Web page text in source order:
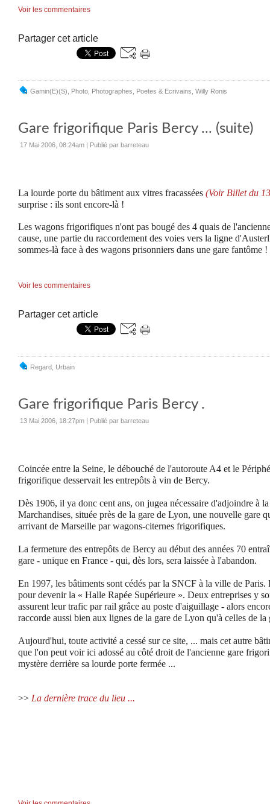
Voir les commentaires
Partager cet article
Gamin(e)(s) Photo Photographes Poetes & Ecrivains Willy Ronis
Gare frigorifique Paris Bercy ... (suite)
17 Mai 2006, 08:24am | Publié par barreteau
La lourde porte du bâtiment aux vitres fracassées (Voir Billet du
surprise : ils sont encore-là !
Les wagons frigorifiques n'ont pas bougé des 4 quais de
cause, une partie du raccordement des voies vers la ligne
sommes-là face à des wagons prisonniers dans une gare fantôme !
Voir les commentaires
Partager cet article
Regard Urbain
Gare frigorifique Paris Bercy .
13 Mai 2006, 18:27pm | Publié par barreteau
Coincée entre la Seine, le débouché de l'autoroute A4 et le
frigorifique desservait les entrepôts à vin de Bercy.
Dès 1906, il ya donc cent ans, on jugea nécessaire d'adjoindre à
Marchandises, située près de la gare de Lyon, une nouvelle gare
arrivant de Marseille par wagons-citernes frigorifiques.
La fermeture des entrepôts de Bercy au début des années 70
gare - unique en France - qui, dès lors, sera laissée à l'abandon.
En 1997, les bâtiments sont cédés par la SNCF à la ville de Paris.
pour devenir la « Halle Rapée Supérieure ». Deux entreprises y
assurent leur trafic par rail grâce au poste d'aiguillage - alors
raccorde aussi bien aux lignes de la gare de Lyon qu'à celles de
Aujourd'hui, toute activité a cessé sur ce site, ... mais cet autre
que l'on peut voir ici adossé au côté droit de l'ancienne gare
mystère derrière sa lourde porte fermée ...
>> La dernière trace du lieu ...